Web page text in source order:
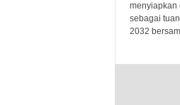
menyiapkan
sebagai
2032